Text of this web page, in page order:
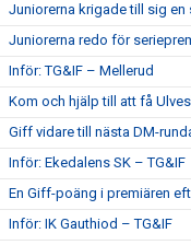
Juniorerna krigade till sig en
Juniorerna redo för
Inför: TG&IF – Mellerud
Kom och hjälp till att få
Giff vidare till nästa DM-
Inför: Ekedalens SK – TG&IF
En Giff-poäng i premiären
Inför: IK Gauthiod – TG&IF